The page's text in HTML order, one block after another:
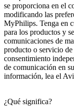
se proporciona en el
modificando las
MyPhilips. Tenga en
para los productos y
comunicaciones de
producto o servicio
consentimiento
de comunicación en
información, lea el
¿Qué significa?